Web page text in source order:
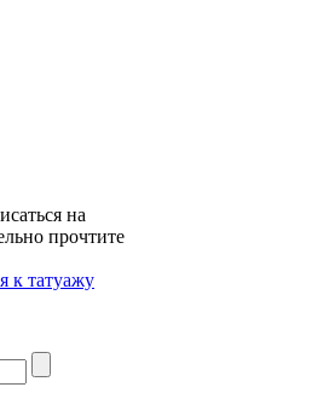
на
прочтите
к татуажу